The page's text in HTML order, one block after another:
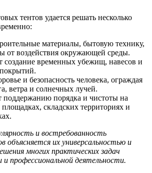
тентов удается решать несколько
материалы, бытовую технику,
от воздействия окружающей среды.
создание временных убежищ, навесов и
и безопасность человека, ограждая
ветра и солнечных лучей.
поддержанию порядка и чистоты на
складских территориях и
и востребованность
объясняется их универсальностью и
многих практических задач
и профессиональной деятельности.